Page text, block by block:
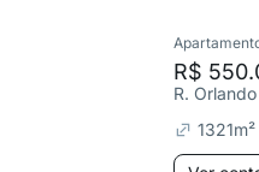
R$
1321m²